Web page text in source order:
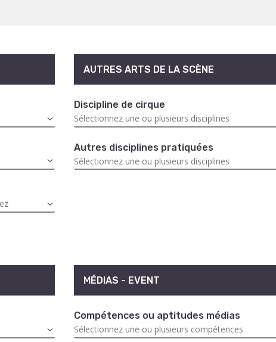
AUTRES ARTS DE LA SCÈNE
Discipline de cirque
Autres disciplines pratiquées
MÉDIAS - EVENT
Compétences ou aptitudes médias